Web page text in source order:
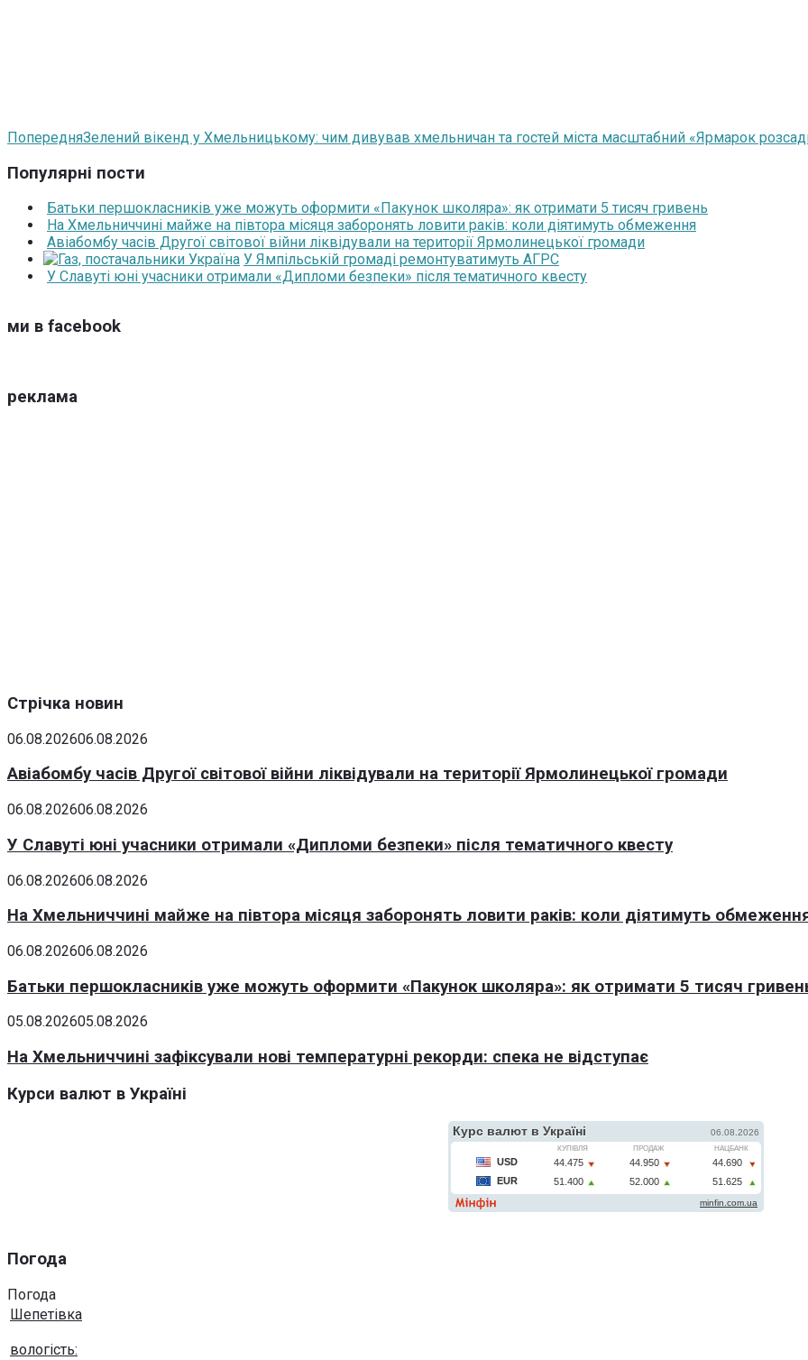
ПопередняЗелений вікенд у Хмельницькому: чим дивував хмельничан та гостей міста масштабний «Ярмарок
Популярні пости
Батьки першокласників уже можуть оформити «Пакунок школяра»: як отримати 5 тисяч гривень
На Хмельниччині майже на півтора місяця заборонять ловити раків: коли діятимуть обмеження
Авіабомбу часів Другої світової війни ліквідували на території Ярмолинецької громади
У Ямпільській громаді ремонтуватимуть АГРС
У Славуті юні учасники отримали «Дипломи безпеки» після тематичного квесту
ми в facebook
реклама
Стрічка новин
06.08.202606.08.2026
Авіабомбу часів Другої світової війни ліквідували на території Ярмолинецької громади
06.08.202606.08.2026
У Славуті юні учасники отримали «Дипломи безпеки» після тематичного квесту
06.08.202606.08.2026
На Хмельниччині майже на півтора місяця заборонять ловити раків: коли діятимуть
06.08.202606.08.2026
Батьки першокласників уже можуть оформити «Пакунок школяра»: як отримати 5 тисяч
05.08.202605.08.2026
На Хмельниччині зафіксували нові температурні рекорди: спека не відступає
Курси валют в Україні
Погода
Погода
Шепетівка
вологість: